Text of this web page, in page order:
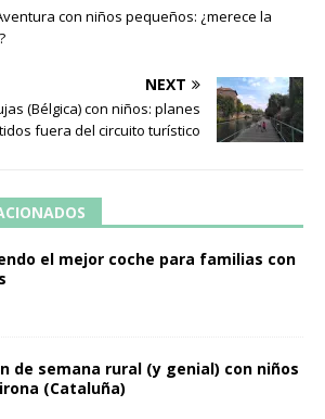
con niños pequeños: ¿merece la
NEXT
(Bélgica) con niños: planes
fuera del circuito turístico
el mejor coche para familias con
de semana rural (y genial) con niños
(Cataluña)